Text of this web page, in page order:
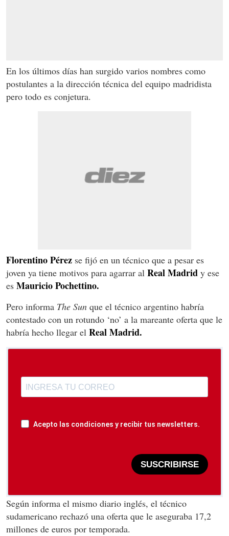
En los últimos días han surgido varios nombres como
postulantes a la dirección técnica del equipo madridista
pero todo es conjetura.
Florentino Pérez se fijó en un técnico que a pesar es
joven ya tiene motivos para agarrar al Real Madrid y ese
es Mauricio Pochettino.
Pero informa The Sun que el técnico argentino habría
contestado con un rotundo ‘no’ a la mareante oferta que le
habría hecho llegar el Real Madrid.
Acepto las condiciones y recibir tus newsletters.
SUSCRIBIRSE
Según informa el mismo diario inglés, el técnico
sudamericano rechazó una oferta que le aseguraba 17,2
millones de euros por temporada.